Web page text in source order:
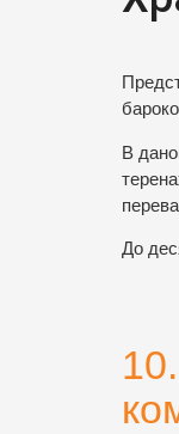
В
До